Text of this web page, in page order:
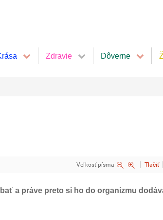
Zdravie Dôverne
Veľkosť písma Tlačiť
a práve preto si ho do organizmu